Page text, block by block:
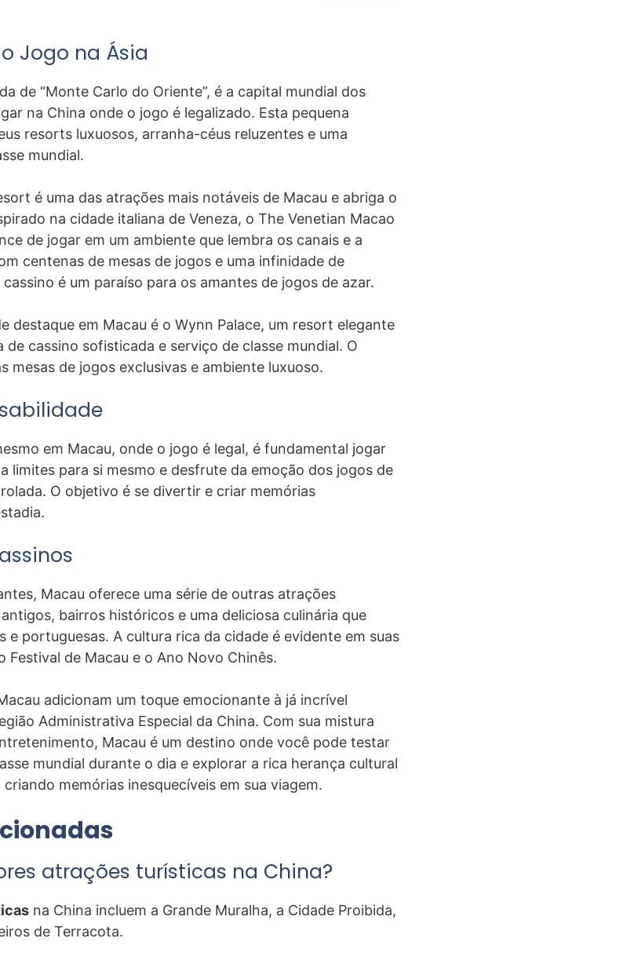
Jogo na Ásia
de “Monte Carlo do Oriente”, é a capital mundial dos
na China onde o jogo é legalizado. Esta pequena
resorts luxuosos, arranha-céus reluzentes e uma
mundial.
é uma das atrações mais notáveis de Macau e abriga o
na cidade italiana de Veneza, o The Venetian Macao
de jogar em um ambiente que lembra os canais e a
centenas de mesas de jogos e uma infinidade de
é um paraíso para os amantes de jogos de azar.
destaque em Macau é o Wynn Palace, um resort elegante
de cassino sofisticada e serviço de classe mundial. O
mesas de jogos exclusivas e ambiente luxuoso.
em Macau, onde o jogo é legal, é fundamental jogar
limites para si mesmo e desfrute da emoção dos jogos de
O objetivo é se divertir e criar memórias
Macau oferece uma série de outras atrações
bairros históricos e uma deliciosa culinária que
e portuguesas. A cultura rica da cidade é evidente em suas
Festival de Macau e o Ano Novo Chinês.
adicionam um toque emocionante à já incrível
Administrativa Especial da China. Com sua mistura
Macau é um destino onde você pode testar
mundial durante o dia e explorar a rica herança cultural
memórias inesquecíveis em sua viagem.
atrações turísticas na China?
na China incluem a Grande Muralha, a Cidade Proibida,
de Terracota.